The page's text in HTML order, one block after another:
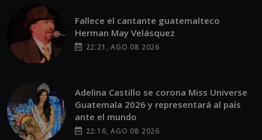
Fallece el cantante guatemalteco
Herman May Velásquez
22:21, AGO 08 2026
Adelina Castillo se corona Miss Universe
Guatemala 2026 y representará al país
ante el mundo
22:16, AGO 08 2026